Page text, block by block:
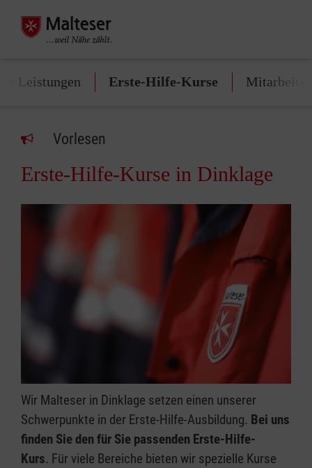
Leistungen Erste-Hilfe-Kurse Mitarbeiten
Vorlesen
Erste-Hilfe-Kurse in Dinklage
Wir Malteser in Dinklage setzen einen unserer
Schwerpunkte in der Erste-Hilfe-Ausbildung. Bei uns
finden Sie den für Sie passenden Erste-Hilfe-
Kurs. Für viele Bereiche bieten wir spezielle Kurse